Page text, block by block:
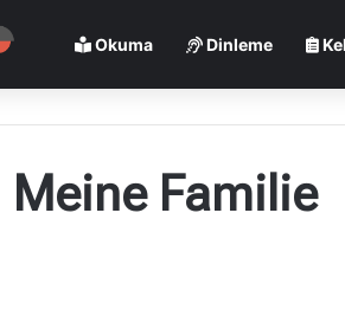
Okuma Dinleme
Meine Familie